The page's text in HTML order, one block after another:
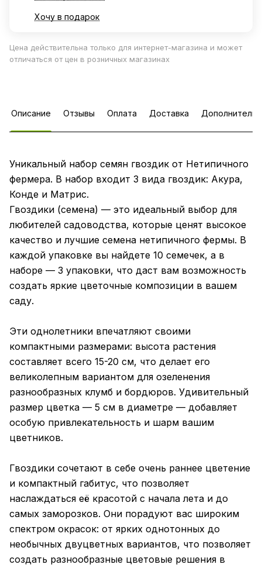
Хочу в подарок
Цена действительна только для интернет-магазина и может
отличаться от цен в розничных магазинах
Описание Отзывы Оплата Доставка
Уникальный набор семян гвоздик от Нетипичного
фермера. В набор входит 3 вида гвоздик: Акура,
Конде и Матрис.
Гвоздики (семена) — это идеальный выбор для
любителей садоводства, которые ценят высокое
качество и лучшие семена нетипичного фермы. В
каждой упаковке вы найдете 10 семечек, а в
наборе — 3 упаковки, что даст вам возможность
создать яркие цветочные композиции в вашем
саду.
Эти однолетники впечатляют своими
компактными размерами: высота растения
составляет всего 15-20 см, что делает его
великолепным вариантом для озеленения
разнообразных клумб и бордюров. Удивительный
размер цветка — 5 см в диаметре — добавляет
особую привлекательность и шарм вашим
цветников.
Гвоздики сочетают в себе очень раннее цветение
и компактный габитус, что позволяет
наслаждаться её красотой с начала лета и до
самых заморозков. Они порадуют вас широким
спектром окрасок: от ярких однотонных до
необычных двуцветных вариантов, что позволяет
создать разнообразные цветовые решения в